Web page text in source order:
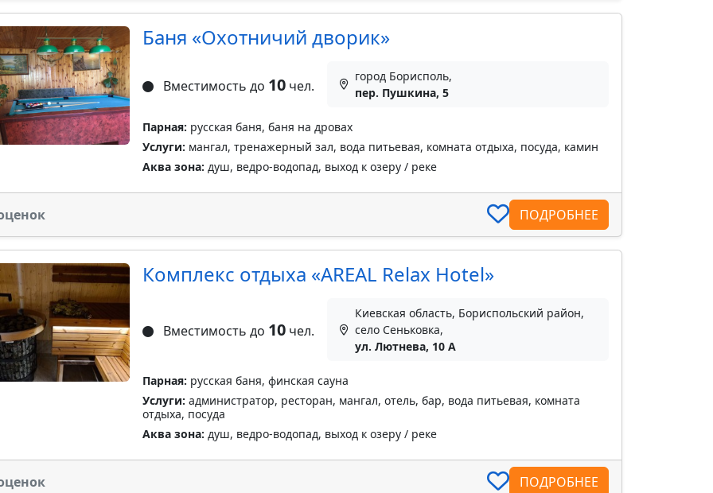
Баня «Охотничий дворик»
Вместимость до 10чел.
город Борисполь,
пер. Пушкина, 5
Парная: русская баня, баня на дровах
Услуги: мангал, тренажерный зал, вода питьевая, комната отдыха, посуда, камин
Аква зона: душ, ведро-водопад, выход к озеру / реке
ПОДРОБНЕЕ
Комплекс отдыха «AREAL Relax Hotel»
Вместимость до 10чел.
Киевская область, Бориспольский район,
село Сеньковка,
ул. Лютнева, 10 А
Парная: русская баня, финская сауна
Услуги: администратор, ресторан, мангал, отель, бар, вода питьевая, комната
отдыха, посуда
Аква зона: душ, ведро-водопад, выход к озеру / реке
ПОДРОБНЕЕ